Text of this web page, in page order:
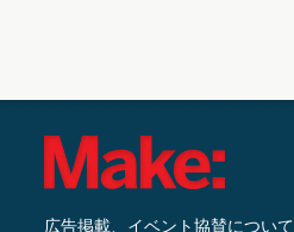
広告掲載、イベント協賛について